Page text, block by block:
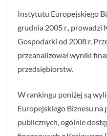
Instytutu Europejskiego
grudnia 2005 r., prowadzi
Gospodarki od 2008 r.
przeanalizował wyniki
przedsiębiorstw.
W rankingu poniżej są
Europejskiego Biznesu
publicznych, ogólnie